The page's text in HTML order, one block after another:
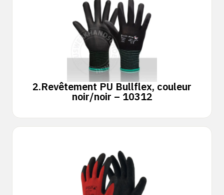
2.Revêtement PU Bullflex, couleur
noir/noir – 10312